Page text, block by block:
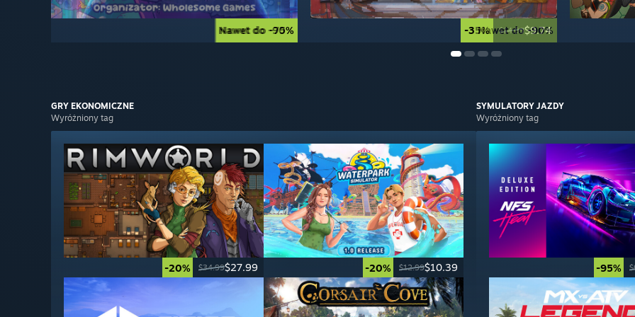
Nawet do -75% -35% $14.99$9.74
Nawet do -90% Nawet do -90%
GRY EKONOMICZNE
Wyróżniony tag
-20% $34.99$27.99 -20% $12.99$10.39
SYMULATORY JAZDY
Wyróżniony tag
-95%